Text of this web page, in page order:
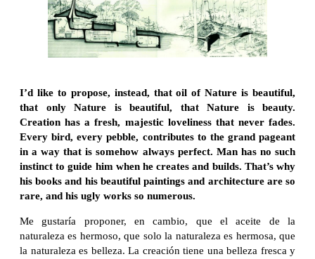
I’d like to propose, instead, that oil of Nature is beautiful,
that only Nature is beautiful, that Nature is beauty.
Creation has a fresh, majestic loveliness that never fades.
Every bird, every pebble, contributes to the grand pageant
in a way that is somehow always perfect. Man has no such
instinct to guide him when he creates and builds. That’s why
his books and his beautiful paintings and architecture are so
rare, and his ugly works so numerous.
Me gustaría proponer, en cambio, que el aceite de la
naturaleza es hermoso, que solo la naturaleza es hermosa, que
la naturaleza es belleza. La creación tiene una belleza fresca y